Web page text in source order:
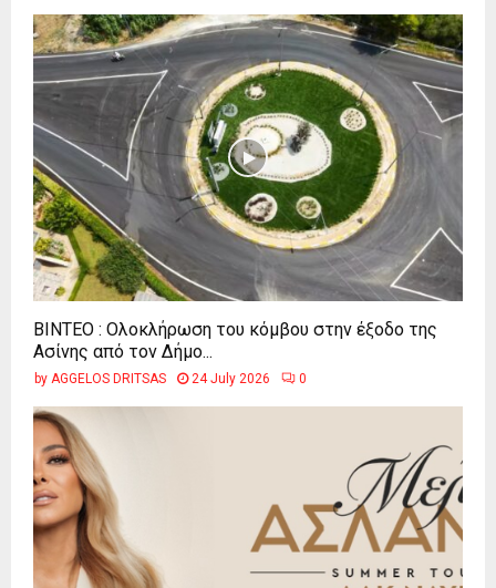
ΒΙΝΤΕΟ : Ολοκλήρωση του κόμβου στην έξοδο της
Ασίνης από τον Δήμο...
by AGGELOS DRITSAS 24 July 2026 0